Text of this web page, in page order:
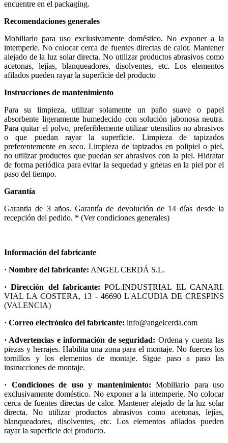
encuentre en el packaging.
Recomendaciones generales
Mobiliario para uso exclusivamente doméstico. No exponer a la
intemperie. No colocar cerca de fuentes directas de calor. Mantener
alejado de la luz solar directa. No utilizar productos abrasivos como
acetonas, lejías, blanqueadores, disolventes, etc. Los elementos
afilados pueden rayar la superficie del producto
Instrucciones de mantenimiento
Para su limpieza, utilizar solamente un paño suave o papel
absorbente ligeramente humedecido con solución jabonosa neutra.
Para quitar el polvo, preferiblemente utilizar utensilios no abrasivos
o que puedan rayar la superficie. Limpieza de tapizados
preferentemente en seco. Limpieza de tapizados en polipiel o piel,
no utilizar productos que puedan ser abrasivos con la piel. Hidratar
de forma periódica para evitar la sequedad y grietas en la piel por el
paso del tiempo.
Garantía
Garantia de 3 años. Garantía de devolución de 14 días desde la
recepción del pedido. * (Ver condiciones generales)
Información del fabricante
· Nombre del fabricante: ANGEL CERDÁ S.L.
· Dirección del fabricante: POL.INDUSTRIAL EL CANARI.
VIAL LA COSTERA, 13 - 46690 L'ALCUDIA DE CRESPINS
(VALENCIA)
· Correo electrónico del fabricante: info@angelcerda.com
· Advertencias e información de seguridad: Ordena y cuenta las
piezas y herrajes. Habilita una zona para el montaje. No fuerces los
tornillos y los elementos de montaje. Sigue paso a paso las
instrucciones de montaje.
· Condiciones de uso y mantenimiento: Mobiliario para uso
exclusivamente doméstico. No exponer a la intemperie. No colocar
cerca de fuentes directas de calor. Mantener alejado de la luz solar
directa. No utilizar productos abrasivos como acetonas, lejías,
blanqueadores, disolventes, etc. Los elementos afilados pueden
rayar la superficie del producto.